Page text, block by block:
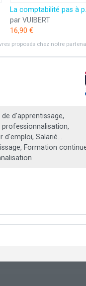
La
par VUIBERT
16,90 €
proposés chez notre
d'apprentissage,
d'emploi, Salarié...
Formation